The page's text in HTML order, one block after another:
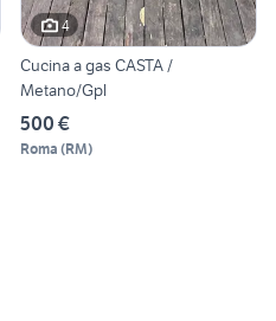
4
Cucina a gas CASTA /
Metano/Gpl
500 €
Roma (RM)